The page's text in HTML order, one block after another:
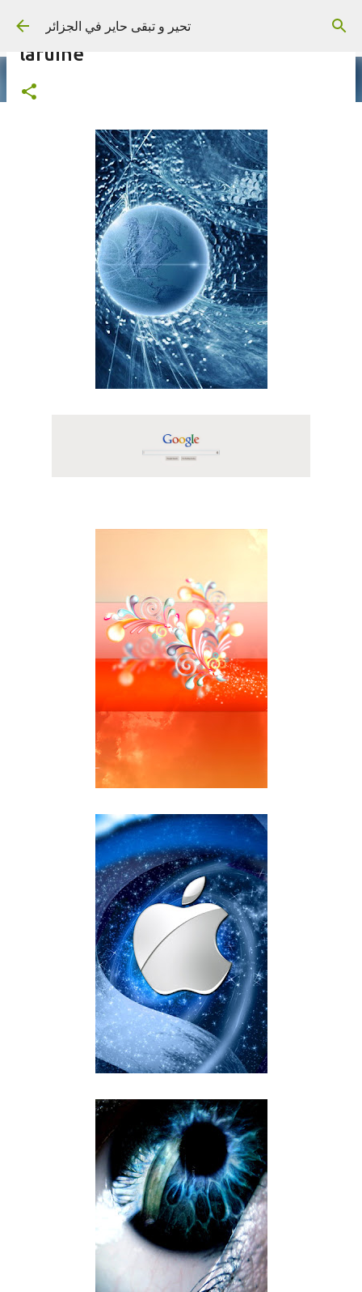
Skip to main content
تحير و تبقى حاير في الجزائر
laruine